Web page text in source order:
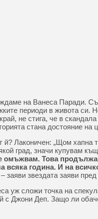
на Ванеса Паради.
периоди в живота си.
не стига, че в
стана достояние на
й? Лаконичен: „Щом хапна
град, значи купувам
омъжвам. Това
всяка година. И на
– заяви звездата заяви
уж сложи точка на
с Джони Деп. Защо ли